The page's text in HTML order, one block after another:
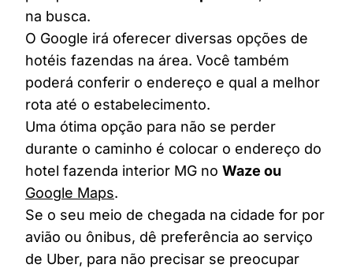
na busca.
O Google irá oferecer diversas opções de
hotéis fazendas na área. Você também
poderá conferir o endereço e qual a melhor
rota até o estabelecimento.
Uma ótima opção para não se perder
durante o caminho é colocar o endereço do
hotel fazenda interior MG no Waze ou
Google Maps.
Se o seu meio de chegada na cidade for por
avião ou ônibus, dê preferência ao serviço
de Uber, para não precisar se preocupar